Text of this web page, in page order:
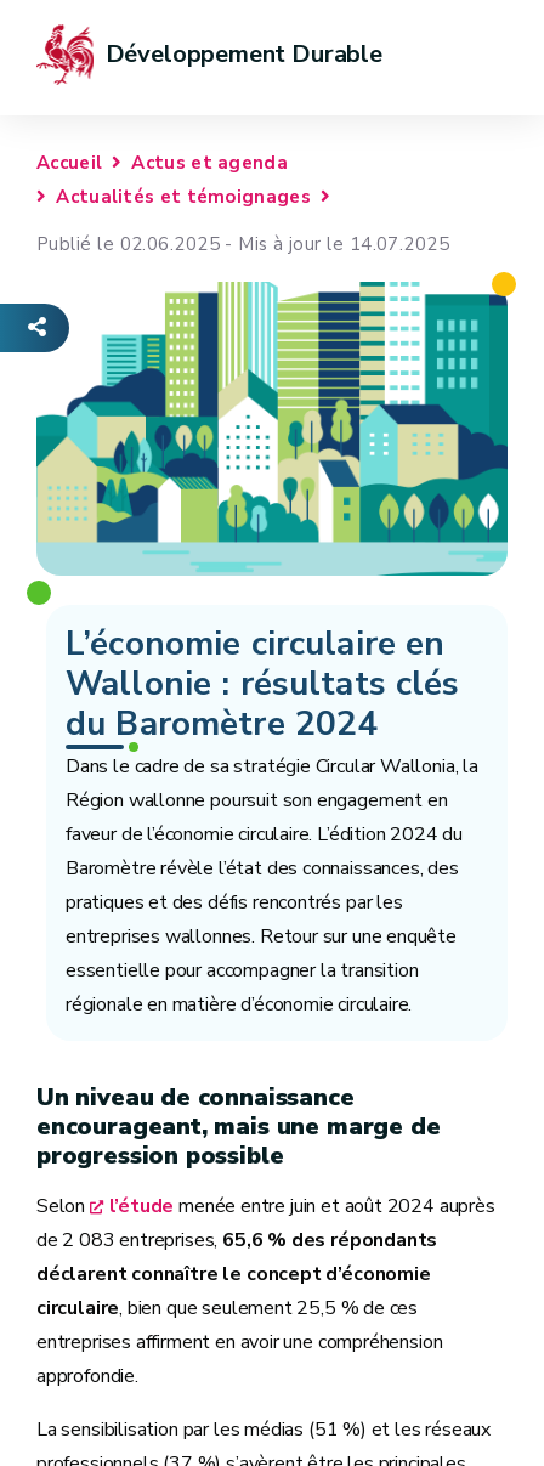
Développement Durable
Accueil
Actus et agenda
Actualités et témoignages
Publié le 02.06.2025 - Mis à jour le 14.07.2025
L’économie circulaire en
Wallonie : résultats clés
du Baromètre 2024
Dans le cadre de sa stratégie Circular Wallonia, la
Région wallonne poursuit son engagement en
faveur de l’économie circulaire. L’édition 2024 du
Baromètre révèle l’état des connaissances, des
pratiques et des défis rencontrés par les
entreprises wallonnes. Retour sur une enquête
essentielle pour accompagner la transition
régionale en matière d’économie circulaire.
Un niveau de connaissance
encourageant, mais une marge de
progression possible
Selon l’étude menée entre juin et août 2024 auprès
de 2 083 entreprises, 65,6 % des répondants
déclarent connaître le concept d’économie
circulaire, bien que seulement 25,5 % de ces
entreprises affirment en avoir une compréhension
approfondie.
La sensibilisation par les médias (51 %) et les réseaux